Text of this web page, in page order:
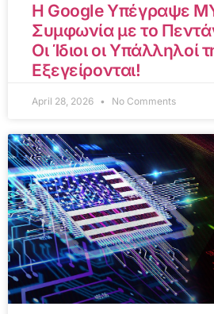
Η Google Υπέγραψε
Συμφωνία με το
Οι Ίδιοι οι Υπάλληλοί
Εξεγείρονται!
April 28, 2026 No Comments